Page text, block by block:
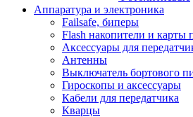
Аппаратура и электроника
Failsafe, биперы
Flash накопители и карты
Аксессуары для
Антенны
Выключатель бортового
Гироскопы и аксессуары
Кабели для передатчика
Кварцы